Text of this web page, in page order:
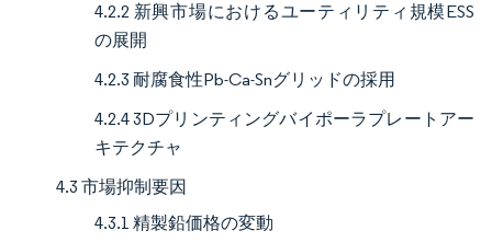
4.2.2 新興市場におけるユーティリティ規模ESS
の展開
4.2.3 耐腐食性Pb-Ca-Snグリッドの採用
4.2.4 3Dプリンティングバイポーラプレートアー
キテクチャ
4.3 市場抑制要因
4.3.1 精製鉛価格の変動